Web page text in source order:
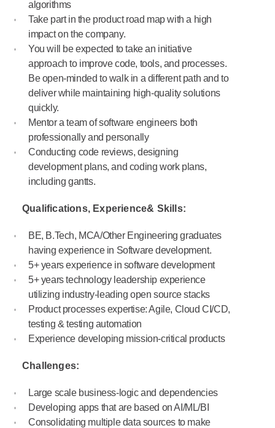
algorithms
Take part in the product road map with a high
impact on the company.
You will be expected to take an initiative
approach to improve code, tools, and processes.
Be open-minded to walk in a different path and to
deliver while maintaining high-quality solutions
quickly.
Mentor a team of software engineers both
professionally and personally
Conducting code reviews, designing
development plans, and coding work plans,
including gantts.
Qualifications, Experience& Skills:
BE, B.Tech, MCA/Other Engineering graduates
having experience in Software development.
5+ years experience in software development
5+ years technology leadership experience
utilizing industry-leading open source stacks
Product processes expertise: Agile, Cloud CI/CD,
testing & testing automation
Experience developing mission-critical products
Challenges:
Large scale business-logic and dependencies
Developing apps that are based on AI/ML/BI
Consolidating multiple data sources to make